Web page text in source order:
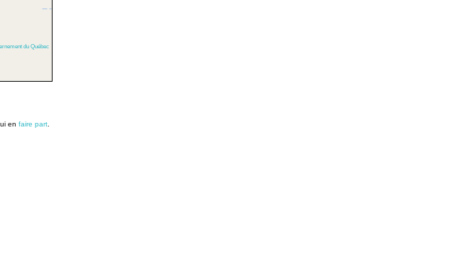
du Québec
en faire part